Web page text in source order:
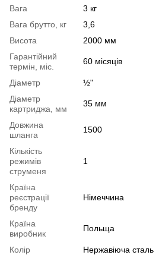
Вага
3 кг
Вага брутто, кг
3,6
Висота
2000 мм
Гарантійний
термін, міс.
60 місяців
Діаметр
½"
Діаметр
картриджа, мм
35 мм
Довжина
шланга
1500
Кількість
режимів
струменя
1
Країна
реєстрації
бренду
Німеччина
Країна
виробник
Польща
Колір
Нержавіюча сталь